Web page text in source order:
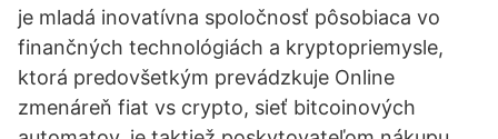
je mladá inovatívna spoločnosť pôsobiaca vo
finančných technológiách a kryptopriemysle,
ktorá predovšetkým prevádzkuje Online
zmenáreň fiat vs crypto, sieť bitcoinových